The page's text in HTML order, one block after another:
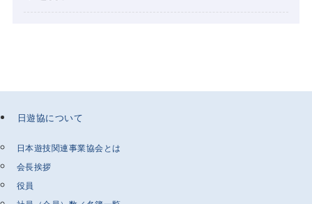
日遊協について
日本遊技関連事業協会とは
会長挨拶
役員